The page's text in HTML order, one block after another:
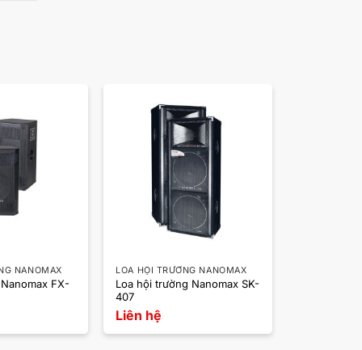
NANOMAX
FX-
LOA HỘI TRƯỜNG NANOMAX
Loa hội trường Nanomax SK-
407
Liên hệ